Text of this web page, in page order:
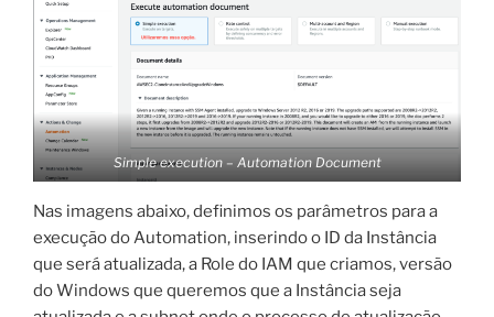
Simple execution – Automation Document
Nas imagens abaixo, definimos os parâmetros para a
execução do Automation, inserindo o ID da Instância
que será atualizada, a Role do IAM que criamos, versão
do Windows que queremos que a Instância seja